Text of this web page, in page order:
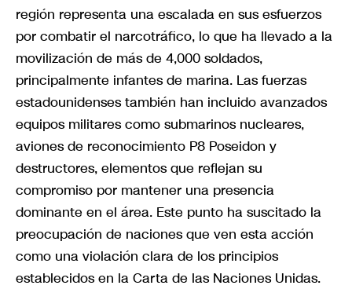
región representa una escalada en sus esfuerzos
por combatir el narcotráfico, lo que ha llevado a la
movilización de más de 4,000 soldados,
principalmente infantes de marina. Las fuerzas
estadounidenses también han incluido avanzados
equipos militares como submarinos nucleares,
aviones de reconocimiento P8 Poseidon y
destructores, elementos que reflejan su
compromiso por mantener una presencia
dominante en el área. Este punto ha suscitado la
preocupación de naciones que ven esta acción
como una violación clara de los principios
establecidos en la Carta de las Naciones Unidas.